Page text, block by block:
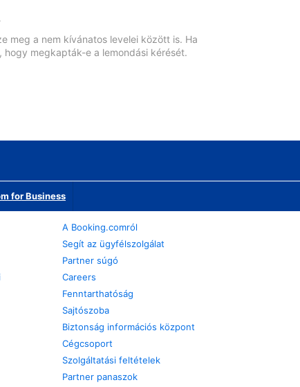
meg a nem kívánatos levelei között is. Ha
megkapták-e a lemondási kérését.
for Business
A Booking.comról
Segít az ügyfélszolgálat
Partner súgó
Careers
Fenntarthatóság
Sajtószoba
Biztonság információs központ
Cégcsoport
Szolgáltatási feltételek
Partner panaszok